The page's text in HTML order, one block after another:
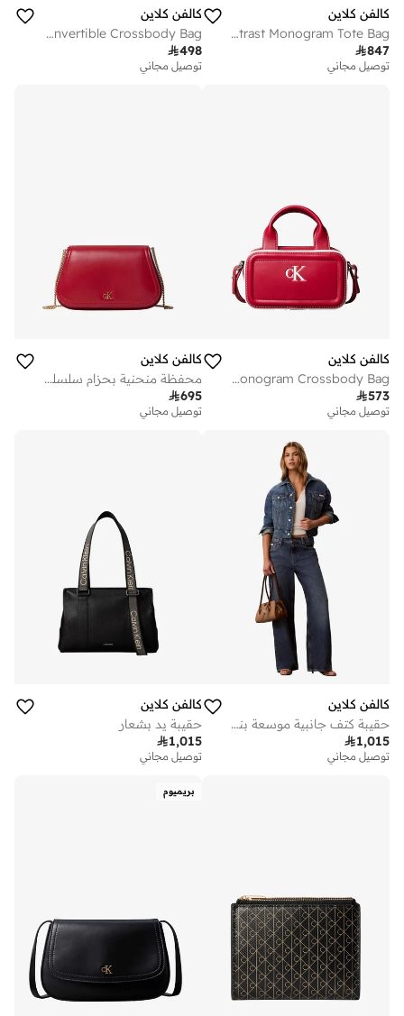
كالفن كلاين
Contrast Monogram Tote Bag
847
توصيل مجاني
كالفن كلاين
Contrast Logo Convertible Crossbody Bag
498
توصيل مجاني
كالفن كلاين
Contrast Monogram Crossbody Bag
573
توصيل مجاني
كالفن كلاين
محفظة منحنية بحزام سلسلة وشعار اسمي
695
توصيل مجاني
كالفن كلاين
حقيبة كتف جانبية موسعة بنقش شعار الجاكار
1,015
توصيل مجاني
كالفن كلاين
حقيبة يد بشعار
1,015
توصيل مجاني
بريميوم